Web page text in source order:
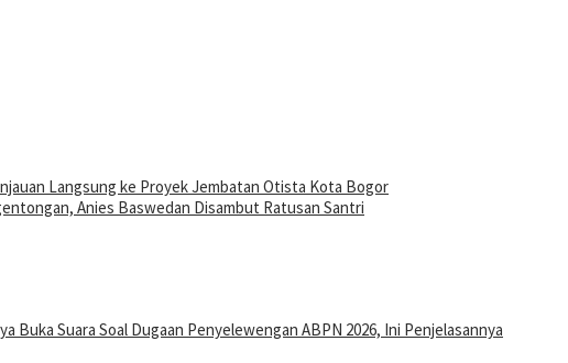
Langsung ke Proyek Jembatan Otista Kota Bogor
Anies Baswedan Disambut Ratusan Santri
Buka Suara Soal Dugaan Penyelewengan ABPN 2026, Ini Penjelasannya